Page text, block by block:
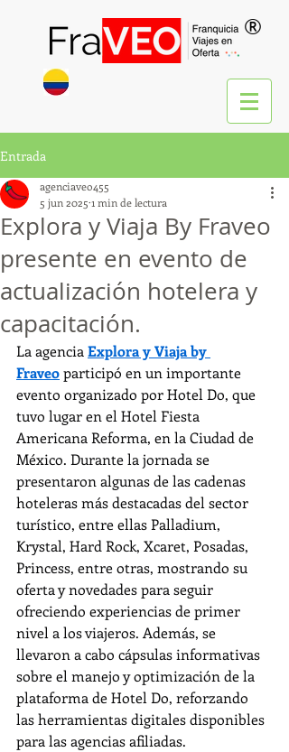
®
Entrada
Explora y Viaja By Fraveo
presente en evento de
actualización hotelera y
capacitación.
agenciaveo455
5 jun 2025 1 min de lectura
La agencia Explora y Viaja by
Fraveo participó en un importante
evento organizado por Hotel Do, que
tuvo lugar en el Hotel Fiesta
Americana Reforma, en la Ciudad de
México. Durante la jornada se
presentaron algunas de las cadenas
hoteleras más destacadas del sector
turístico, entre ellas Palladium,
Krystal, Hard Rock, Xcaret, Posadas,
Princess, entre otras, mostrando su
oferta y novedades para seguir
ofreciendo experiencias de primer
nivel a los viajeros. Además, se
llevaron a cabo cápsulas informativas
sobre el manejo y optimización de la
plataforma de Hotel Do, reforzando
las herramientas digitales disponibles
para las agencias afiliadas.